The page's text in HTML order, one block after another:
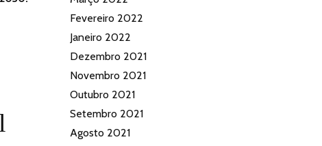
Fevereiro 2022
Janeiro 2022
Dezembro 2021
Novembro 2021
Outubro 2021
Setembro 2021
Agosto 2021